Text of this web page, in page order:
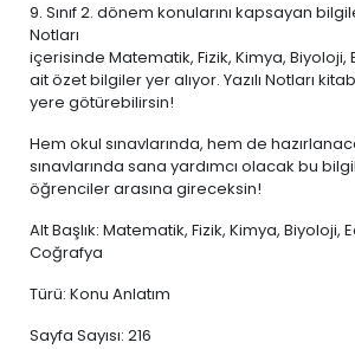
9. Sınıf 2. dönem konularını kapsayan
Notları
içerisinde Matematik, Fizik, Kimya,
ait özet bilgiler yer alıyor. Yazılı Notları
yere götürebilirsin!
Hem okul sınavlarında, hem de
sınavlarında sana yardımcı olacak bu
öğrenciler arasına gireceksin!
Alt Başlık: Matematik, Fizik, Kimya, Biyoloji,
Coğrafya
Türü: Konu Anlatım
Sayfa Sayısı: 216